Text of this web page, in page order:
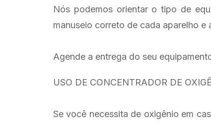
Nós podemos orientar o tipo de
manuseio correto de cada aparelho e
Agende a entrega do seu
USO DE CONCENTRADOR DE
Se você necessita de oxigênio em